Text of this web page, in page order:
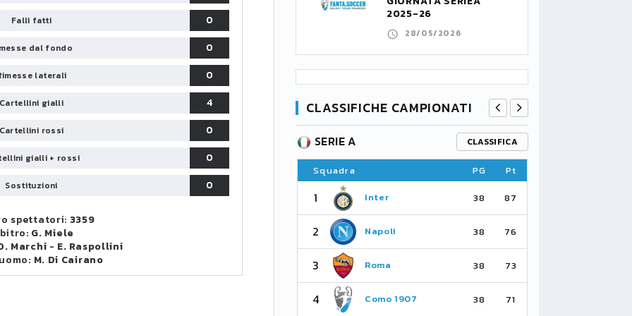
Falli fatti
0
dal fondo
0
laterali
0
Cartellini gialli
4
Cartellini rossi
0
gialli + rossi
0
Sostituzioni 0
spettatori: 3359
G. Miele
Marchi - E. Raspollini
M. Di Cairano
2025-26
28/05/2026
CLASSIFICHE CAMPIONATI
61
CLASSIFICA
PG
38
2
3
SERIE A CLASSIFICA
Squadra PG Pt
1 Inter 38 87
2 Napoli 38 76
3 Roma 38 73
4 Como 1907 38 71